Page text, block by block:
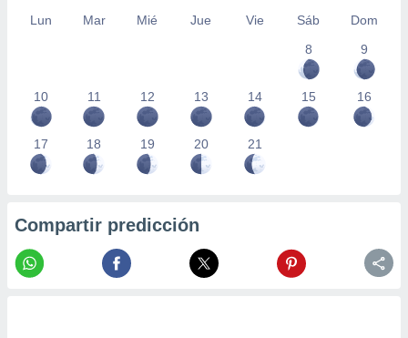
Lun Mar Mié Jue Vie Sáb
Dom
8
9
10 11 12 13 14 15 16
17 18 19 20 21
Compartir predicción